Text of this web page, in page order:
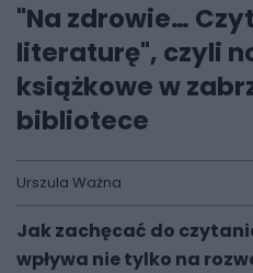
"Na zdrowie…
literaturę", czyli
książkowe w
bibliotece
Urszula Ważna
Jak zachęcać do
wpływa nie tylko na